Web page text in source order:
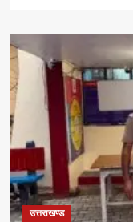
उत्तराखण्ड